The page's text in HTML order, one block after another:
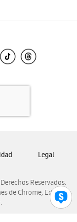
Reservados.
de Chrome, Edge,
Legal